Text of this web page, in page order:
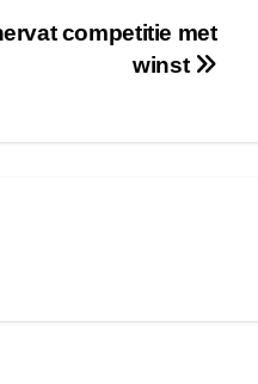
competitie met
winst